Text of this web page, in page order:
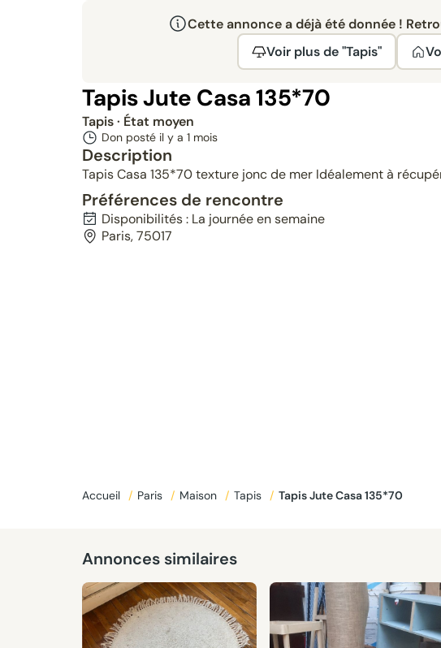
Cette annonce a déjà été donnée !
Voir plus de "Tapis"
Tapis Jute Casa 135*70
Tapis· État moyen
Don posté il y a 1 mois
Description
Tapis Casa 135*70 texture jonc de mer Idéalement à
Préférences de rencontre
Disponibilités : La journée en semaine
Paris, 75017
Accueil / Paris / Maison / Tapis / Tapis Jute Casa 135*70
Annonces similaires